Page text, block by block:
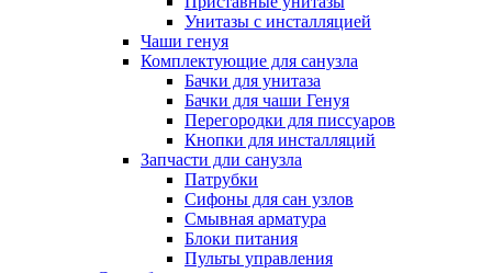
Унитазы с инсталляцией
Чаши генуя
Комплектующие для санузла
Бачки для унитаза
Бачки для чаши Генуя
Перегородки для писсуаров
Кнопки для инсталляций
Запчасти дли санузла
Патрубки
Сифоны для сан узлов
Смывная арматура
Блоки питания
Пульты управления